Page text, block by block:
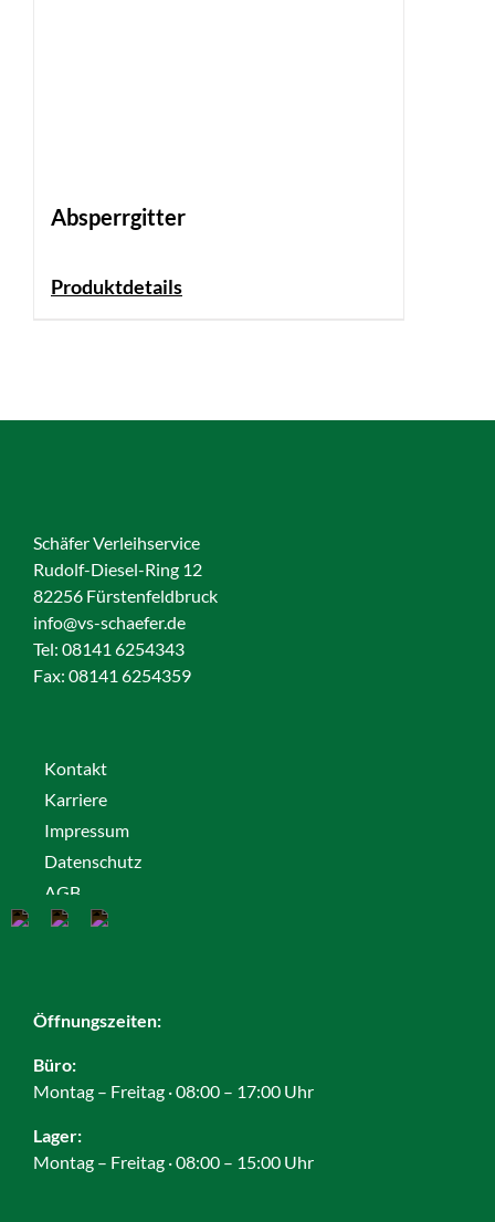
Absperrgitter
Produktdetails
Schäfer Verleihservice
Rudolf-Diesel-Ring 12
82256 Fürstenfeldbruck
info@vs-schaefer.de
Tel: 08141 6254343
Fax: 08141 6254359
Kontakt
Karriere
Impressum
Datenschutz
AGB
Cookies
Öffnungszeiten:
Büro:
Montag – Freitag · 08:00 – 17:00 Uhr
Lager:
Montag – Freitag · 08:00 – 15:00 Uhr